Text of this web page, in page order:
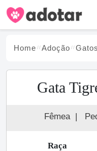
Home Adoção Gatos
Gata
Fêmea |
Raça